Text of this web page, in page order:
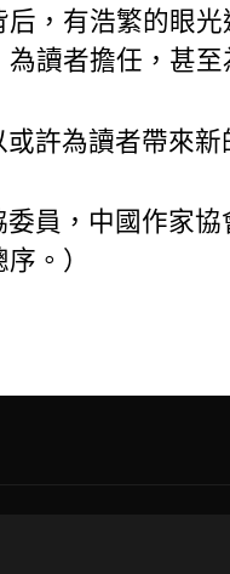
，有浩繁的眼
讀者擔任，甚
許為讀者帶來
委員，中國作家
。）